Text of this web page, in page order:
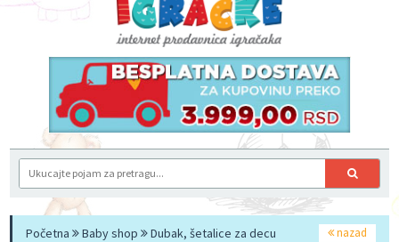
Početna Baby shop Dubak, šetalice za decu nazad